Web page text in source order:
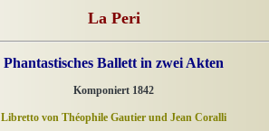
La Peri
Phantastisches Ballett in zwei Akten
Komponiert 1842
Libretto von Théophile Gautier und Jean Coralli